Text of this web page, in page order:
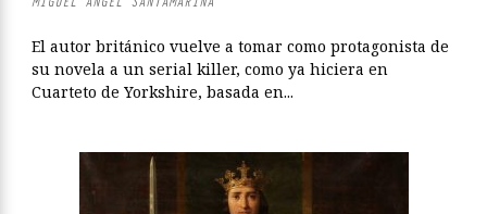
El autor británico vuelve a tomar como protagonista de
su novela a un serial killer, como ya hiciera en
Cuarteto de Yorkshire, basada en...